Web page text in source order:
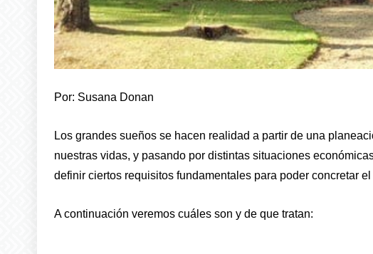
Por: Susana Donan
Los grandes sueños se hacen realidad a partir de una
nuestras vidas, y pasando por distintas situaciones
definir ciertos requisitos fundamentales para poder concretar
A continuación veremos cuáles son y de que tratan: